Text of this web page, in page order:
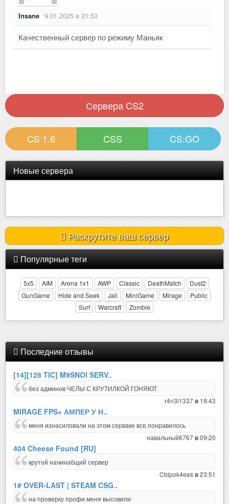
Insane 9.01.2025 в 21:53
Качественный сервер по режиму Маньяк
Сервера CS2
CS 1.6 CSS CS:GO
Новые сервера
Раскрутите ваш сервер
Популярные теги
5x5 AIM Arena 1x1 AWP Classic DeathMatch
Dust2
GunGame
Hide and Seek Jail MiniGame Mirage
Public
Surf
Warcraft Zombie
Последние отзывы
[14][128 TIC] M9SNOI SERV..
без админов ЧЕЛЫ С КРУТИЛКОЙ ГОНЯЮТ
r4n3l1337в 19:43
MIRAGE FPS+ АМПЕР У Н..
меня изнасиловали на этом серваке все понравилось
навальный6767в09:20
404 Cheese Found [RU]
крутой начинабщий сервер
Cblpok4eesв23:51
1# OVER-LAST | STEAM CSG..
на проверку профи меня высовили